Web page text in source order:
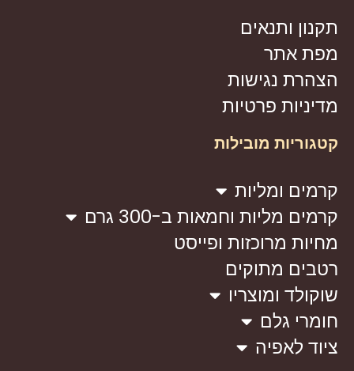
תקנון ותנאים
מפת אתר
הצהרת נגישות
מדיניות פרטיות
קטגוריות מובילות
קרמים ומליות
קרמים מליות וחמאות ב-300 גרם
מחיות מרוכזות ופייסט
רטבים מתוקים
שוקולד ומוצריו
חומרי גלם
ציוד לאפיה